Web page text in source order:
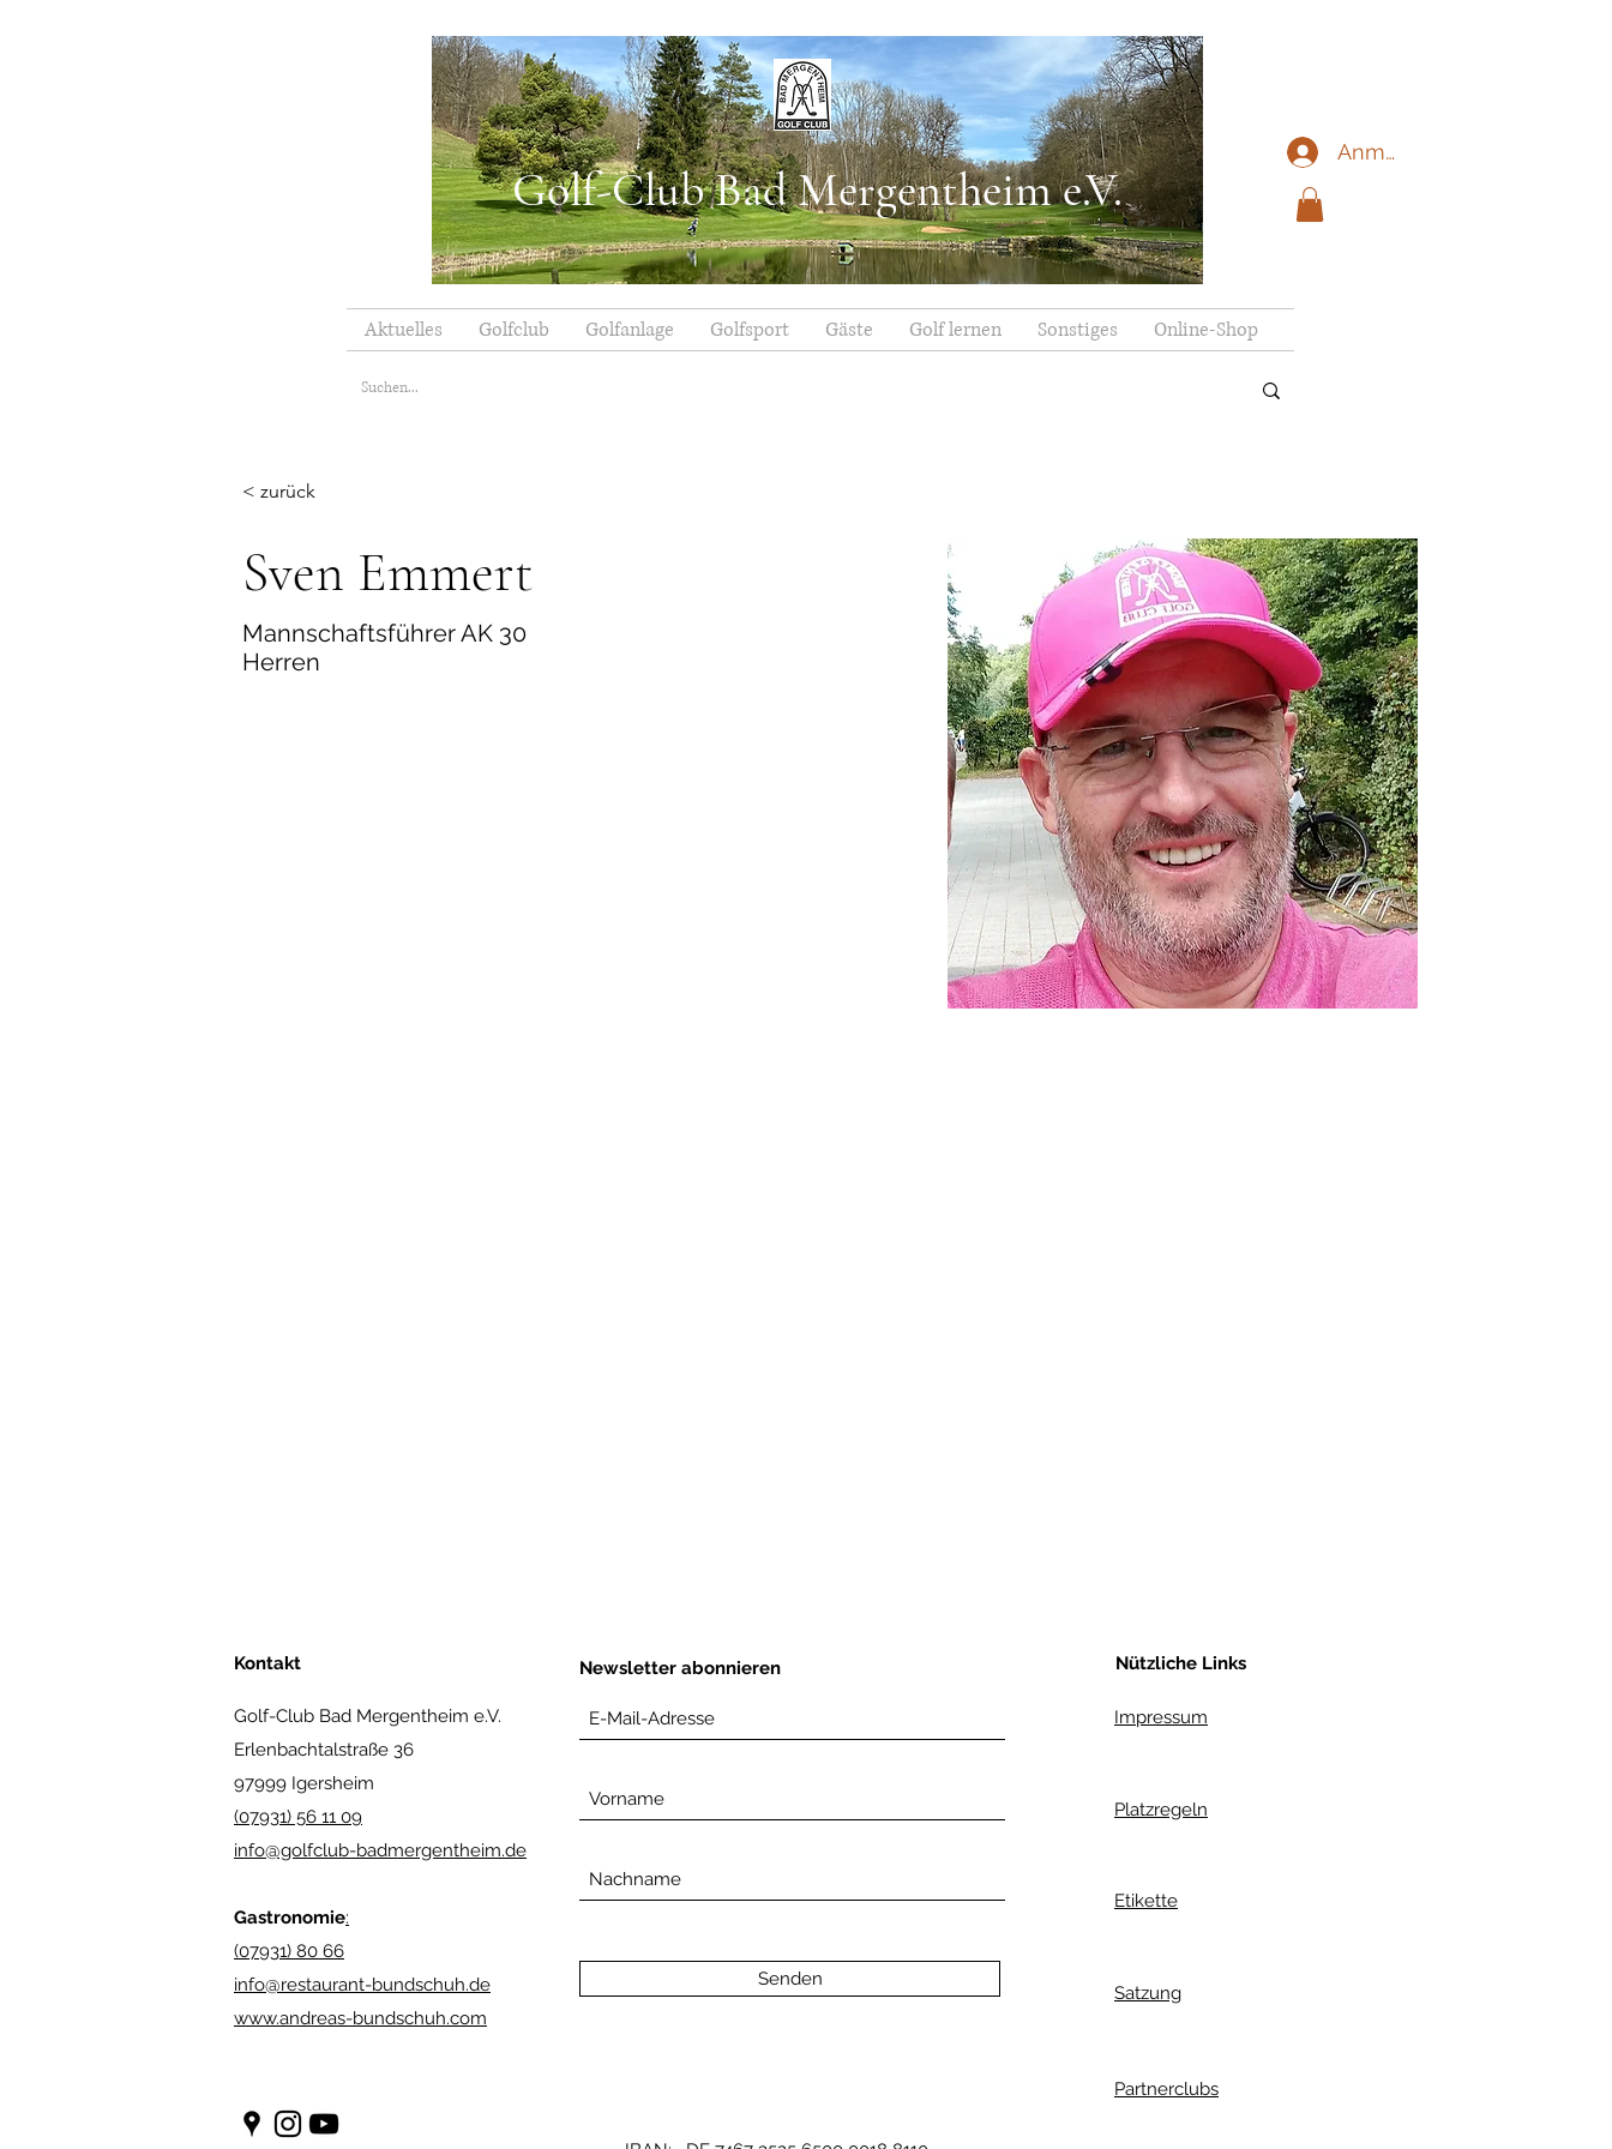
Golf-Club Bad Mergentheim e.V.
Anmelden
Aktuelles Golfclub Golfanlage Golfsport Gäste Golf lernen Sonstiges Online-Shop
< zurück
Sven Emmert
Mannschaftsführer AK 30
Herren
Kontakt
Golf-Club Bad Mergentheim e.V.
Erlenbachtalstraße 36
97999 Igersheim
(07931) 56 11 09
info@golfclub-badmergentheim.de
Gastronomie:
(07931) 80 66
info@restaurant-bundschuh.de
www.andreas-bundschuh.com
Newsletter abonnieren
Senden
Nützliche Links
Satzung
Impressum
Platzregeln
Etikette
Partnerclubs